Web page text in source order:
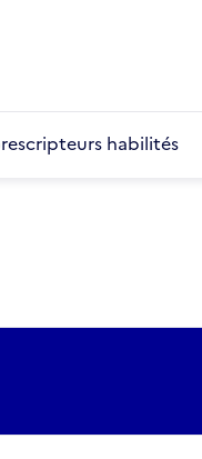
habilités